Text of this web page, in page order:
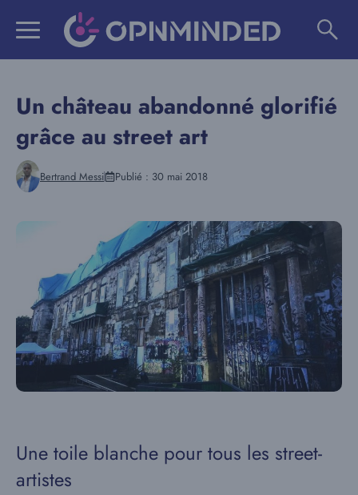
Un château abandonné glorifié
grâce au street art
Bertrand Messi Publié : 30 mai 2018
Une toile blanche pour tous les street-
artistes